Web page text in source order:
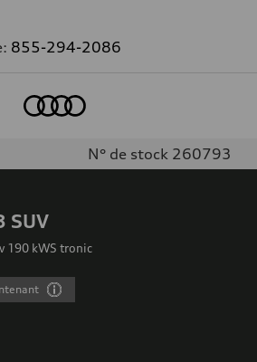
855-294-2086
N° de stock 260793
SUV
190 kWS tronic